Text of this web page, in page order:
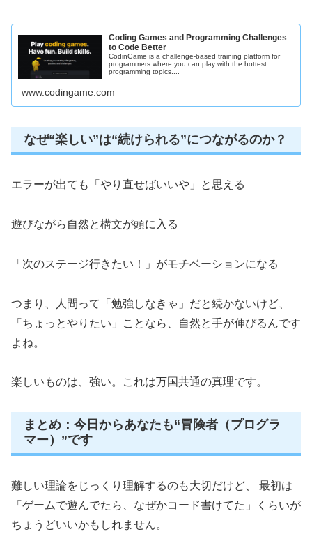
Coding Games and Programming Challenges
to Code Better
CodinGame is a challenge-based training platform for
programmers where you can play with the hottest
programming topics....
www.codingame.com
なぜ“楽しい”は“続けられる”につながるのか？
エラーが出ても「やり直せばいいや」と思える
遊びながら自然と構文が頭に入る
「次のステージ行きたい！」がモチベーションになる
つまり、人間って「勉強しなきゃ」だと続かないけど、
「ちょっとやりたい」ことなら、自然と手が伸びるんです
よね。
楽しいものは、強い。これは万国共通の真理です。
まとめ：今日からあなたも“冒険者（プログラ
マー）”です
難しい理論をじっくり理解するのも大切だけど、 最初は
「ゲームで遊んでたら、なぜかコード書けてた」くらいが
ちょうどいいかもしれません。